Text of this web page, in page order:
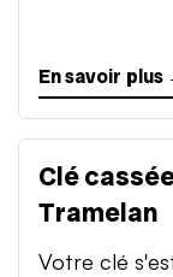
En savoir plus
Clé
Tramelan
Votre clé